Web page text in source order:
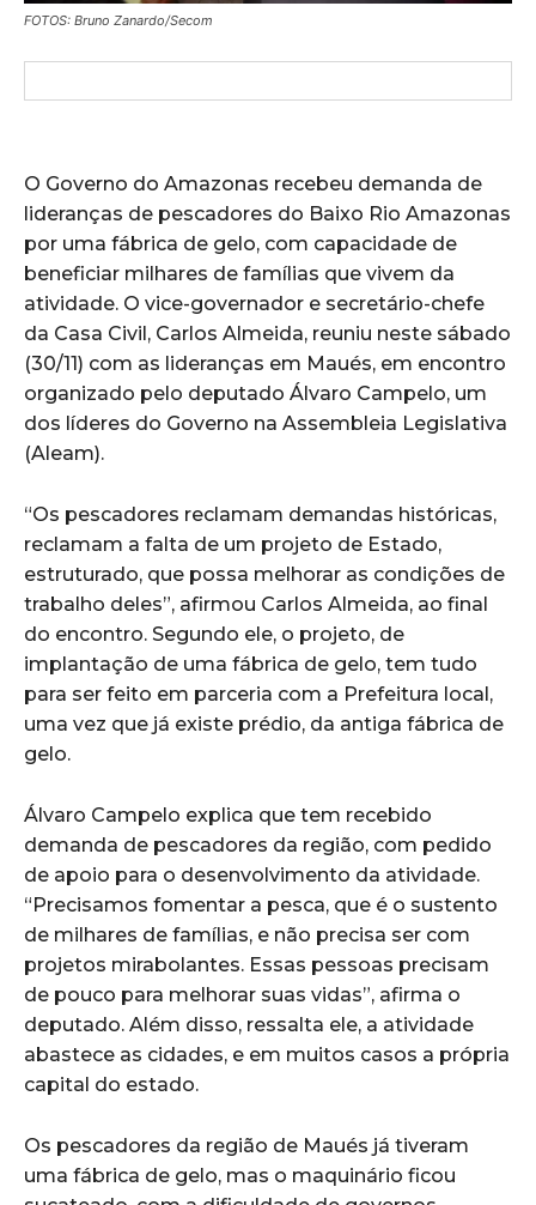
FOTOS: Bruno Zanardo/Secom
O Governo do Amazonas recebeu demanda de
lideranças de pescadores do Baixo Rio Amazonas
por uma fábrica de gelo, com capacidade de
beneficiar milhares de famílias que vivem da
atividade. O vice-governador e secretário-chefe
da Casa Civil, Carlos Almeida, reuniu neste sábado
(30/11) com as lideranças em Maués, em encontro
organizado pelo deputado Álvaro Campelo, um
dos líderes do Governo na Assembleia Legislativa
(Aleam).
“Os pescadores reclamam demandas históricas,
reclamam a falta de um projeto de Estado,
estruturado, que possa melhorar as condições de
trabalho deles”, afirmou Carlos Almeida, ao final
do encontro. Segundo ele, o projeto, de
implantação de uma fábrica de gelo, tem tudo
para ser feito em parceria com a Prefeitura local,
uma vez que já existe prédio, da antiga fábrica de
gelo.
Álvaro Campelo explica que tem recebido
demanda de pescadores da região, com pedido
de apoio para o desenvolvimento da atividade.
“Precisamos fomentar a pesca, que é o sustento
de milhares de famílias, e não precisa ser com
projetos mirabolantes. Essas pessoas precisam
de pouco para melhorar suas vidas”, afirma o
deputado. Além disso, ressalta ele, a atividade
abastece as cidades, e em muitos casos a própria
capital do estado.
Os pescadores da região de Maués já tiveram
uma fábrica de gelo, mas o maquinário ficou